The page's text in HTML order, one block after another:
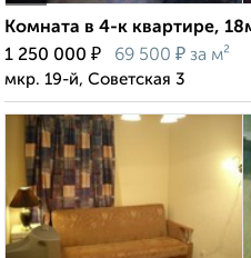
Комната в 4-к квартире,
1 250 000 ₽ 69 500 ₽ за м²
мкр. 19-й, Советская 3